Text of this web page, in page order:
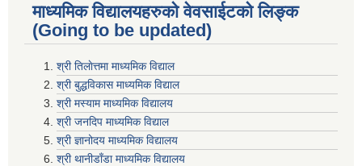
माध्यमिक विद्यालयहरुकाे वेवसाईटको लिङ्क
(Going to be updated)
श्री तिलाेत्तमा माध्यमिक विद्याल
श्री बुद्धविकास माध्यमिक विद्याल
श्री मस्याम माध्यमिक विद्यालय
श्री जनदिप माध्यमिक विद्याल
श्री ज्ञानोदय माध्यमिक विद्यालय
श्री थानीडाँडा माध्यमिक विद्यालय